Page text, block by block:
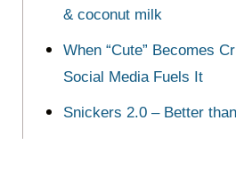
& coconut milk
When “Cute” Becomes
Social Media Fuels It
Snickers 2.0 – Better